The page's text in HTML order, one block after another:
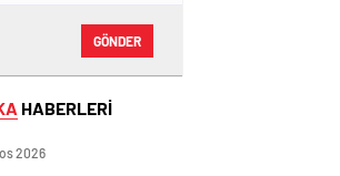
GÖNDER
HABERLERİ
2026